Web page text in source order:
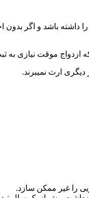
باشد و اگر
موقت نیازی به
ارث نمیبرند.
را غیر ممکن سازد.